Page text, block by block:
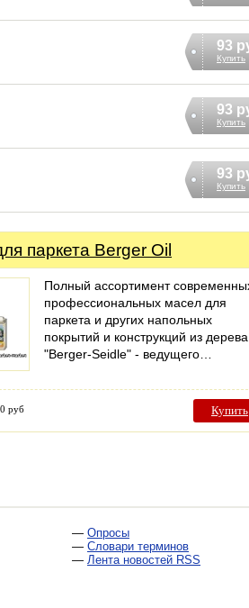
93
Купить
93
Купить
93
Купить
паркета Berger Oil
Полный ассортимент
профессиональных масел для
паркета и других напольных
покрытий и конструкций из
"Berger-Seidle" - ведущего…
руб Купить
— Опросы
— Словари терминов
— Лента новостей RSS